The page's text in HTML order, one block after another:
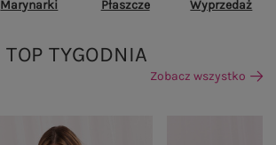
Marynarki Płaszcze Wyprzedaż
TOP TYGODNIA
Zobacz wszystko